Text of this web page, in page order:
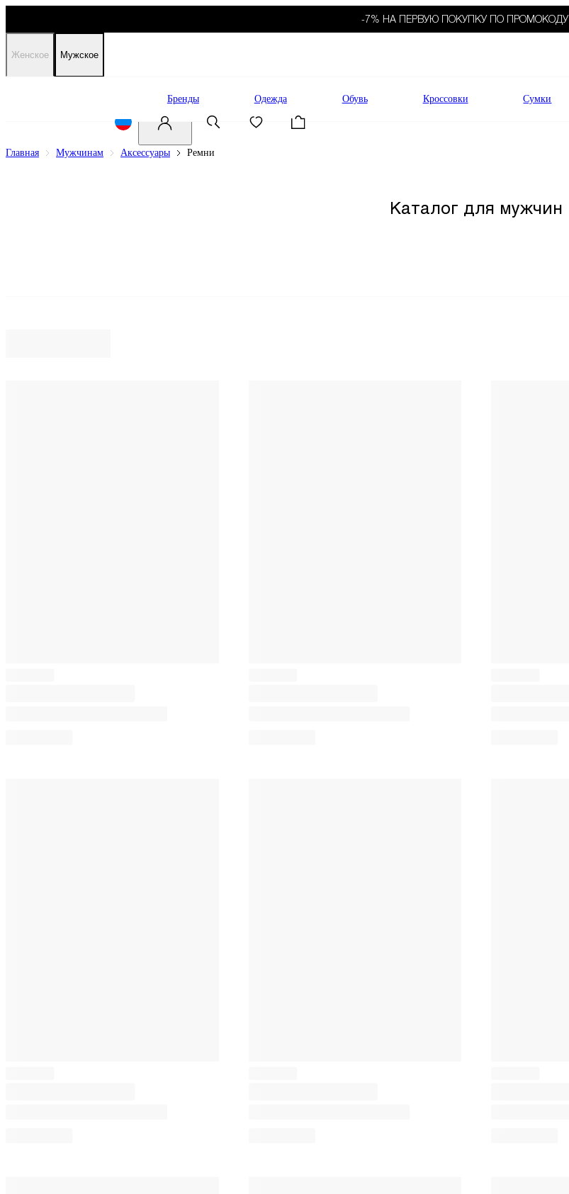
-7% НА ПЕРВУЮ ПОКУПКУ ПО ПРОМОКОДУ
Женское Мужское
Бренды Одежда Обувь Кроссовки Сумки
Главная Мужчинам Аксессуары Ремни
Каталог для мужчин